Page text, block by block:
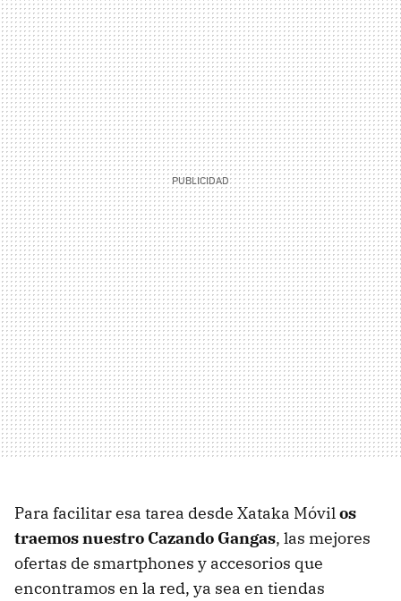
Para facilitar esa tarea desde Xataka Móvilos
traemos nuestro Cazando Gangas, las mejores
ofertas de smartphones y accesorios que
encontramos en la red, ya sea en tiendas